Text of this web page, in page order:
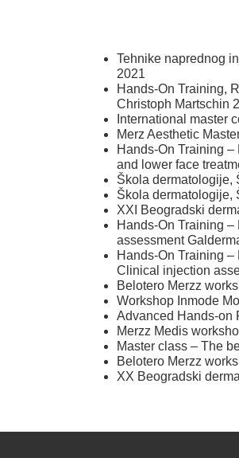
Tehnike naprednog
2021
Hands-On Training,
Christoph Martschin
International master
Merz Aesthetic
Hands-On Training
and lower face
Škola dermatologije,
Škola dermatologije,
XXI Beogradski
Hands-On Training
assessment
Hands-On Training
Clinical injection
Belotero Merzz
Workshop Inmode
Advanced Hands-on
Merzz Medis
Master class – The
Belotero Merzz
XX Beogradski